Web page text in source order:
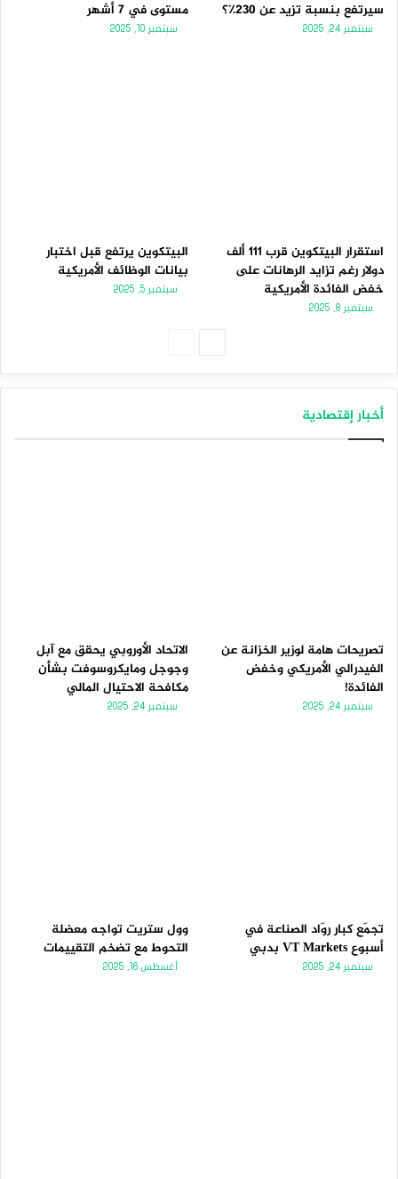
سيرتفع بنسبة تزيد عن 230٪؟
سبتمبر 24, 2025
مستوى في 7 أشهر
سبتمبر 10, 2025
استقرار البيتكوين قرب 111 ألف
دولار رغم تزايد الرهانات على
خفض الفائدة الأمريكية
سبتمبر 8, 2025
البيتكوين يرتفع قبل اختبار
بيانات الوظائف الأمريكية
سبتمبر 5, 2025
أخبار إقتصادية
تصريحات هامة لوزير الخزانة عن
الفيدرالي الأمريكي وخفض
الفائدة!
سبتمبر 24, 2025
الاتحاد الأوروبي يحقق مع آبل
وجوجل ومايكروسوفت بشأن
مكافحة الاحتيال المالي
سبتمبر 24, 2025
تجمّع كبار روّاد الصناعة في
أسبوع VT Markets بدبي
سبتمبر 24, 2025
وول ستريت تواجه معضلة
التحوط مع تضخم التقييمات
أغسطس 16, 2025